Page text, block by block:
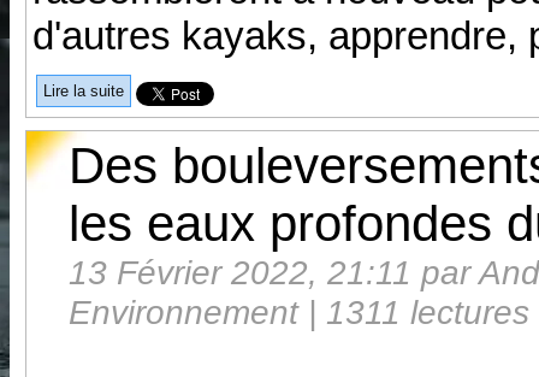
d'autres kayaks, apprendre,
Lire la suite
Des
les eaux profondes
13 Février 2022, 21:11 par
Environnement | 1311 lectures